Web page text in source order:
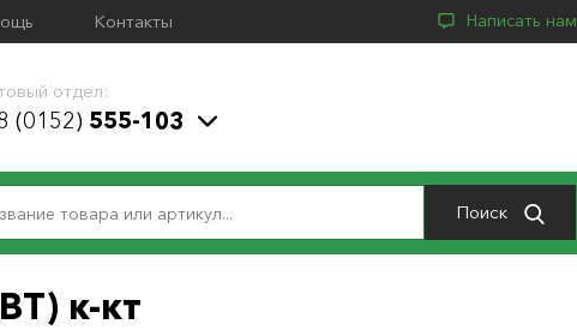
Контакты Написать нам
отдел:
(0152) 555-103
Поиск
к-кт